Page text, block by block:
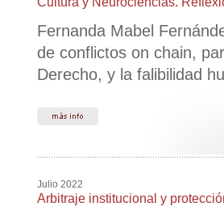
Fernanda Mabel
de conflictos on chain,
Derecho, y la falibilidad
Julio 2022
Arbitraje institucional y